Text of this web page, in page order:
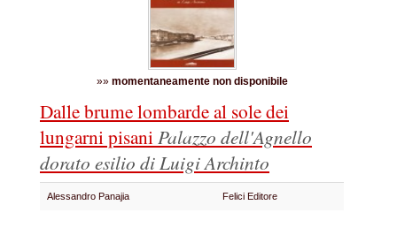
»» momentaneamente non disponibile
Dalle brume lombarde al sole dei
lungarni pisaniPalazzo dell'Agnello
dorato esilio di Luigi Archinto
Alessandro Panajia Felici Editore